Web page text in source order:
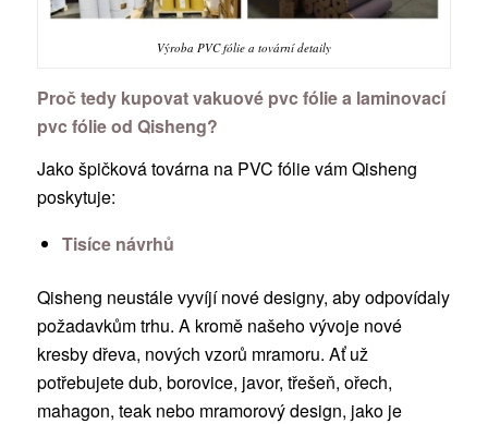
Výroba PVC fólie a tovární detaily
Proč tedy kupovat vakuové pvc fólie a laminovací
pvc fólie od Qisheng?
Jako špičková továrna na PVC fólie vám Qisheng
poskytuje:
Tisíce návrhů
Qisheng neustále vyvíjí nové designy, aby odpovídaly
požadavkům trhu. A kromě našeho vývoje nové
kresby dřeva, nových vzorů mramoru. Ať už
potřebujete dub, borovice, javor, třešeň, ořech,
mahagon, teak nebo mramorový design, jako je